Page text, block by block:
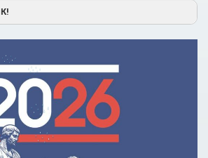
РФ от 17.11.2025 г. № 1824
поддержке образовательного
кредитования»
РФ от 17.11.2025 г. № 3326-
р
кредитование: пособие для студентов
СПО
на образование с господдержкой
правильный выбор